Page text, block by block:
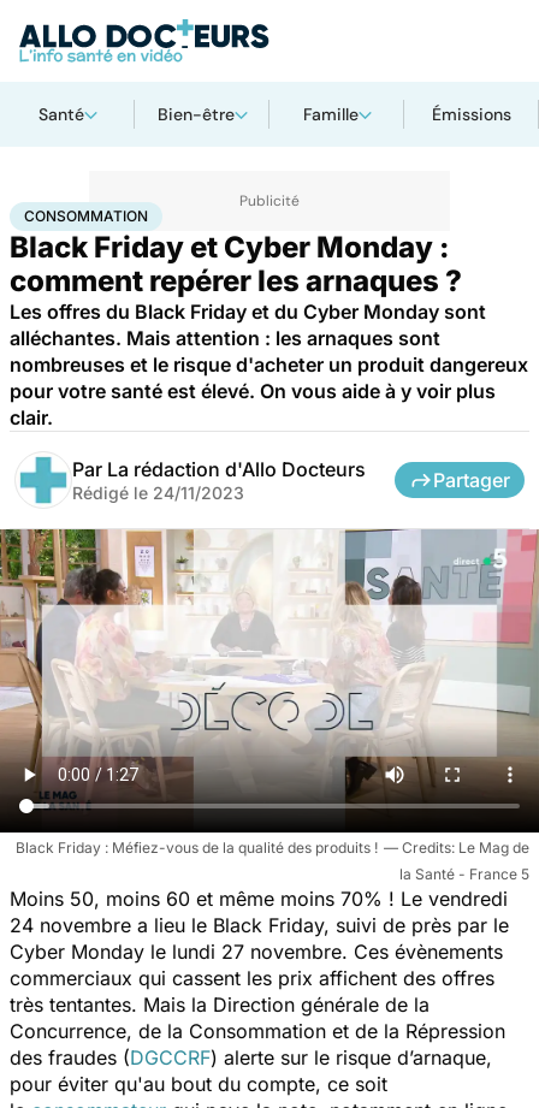
Santé Bien-être Famille Émissions
AccueilSantéSociétéSanté publiqueConsommation
CONSOMMATION
Black Friday et Cyber Monday :
comment repérer les arnaques ?
Les offres du Black Friday et du Cyber Monday sont
alléchantes. Mais attention : les arnaques sont
nombreuses et le risque d'acheter un produit dangereux
pour votre santé est élevé. On vous aide à y voir plus
clair.
Par La rédaction d'Allo Docteurs
Rédigé le 24/11/2023
Partager
Black Friday : Méfiez-vous de la qualité des produits !
Le Mag de
la Santé - France 5
Moins 50, moins 60 et même moins 70% ! Le vendredi
24 novembre a lieu le Black Friday, suivi de près par le
Cyber Monday le lundi 27 novembre. Ces évènements
commerciaux qui cassent les prix affichent des offres
très tentantes. Mais la Direction générale de la
Concurrence, de la Consommation et de la Répression
des fraudes (DGCCRF) alerte sur le risque d’arnaque,
pour éviter qu'au bout du compte, ce soit